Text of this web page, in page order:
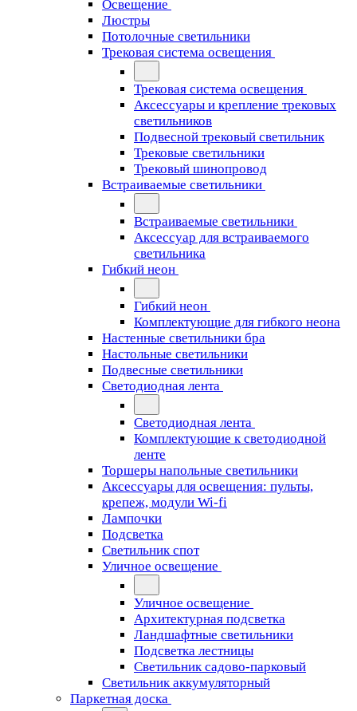
Освещение
Люстры
Потолочные светильники
Трековая система освещения
Трековая система освещения
Аксессуары и крепление трековых
светильников
Подвесной трековый светильник
Трековые светильники
Трековый шинопровод
Встраиваемые светильники
Встраиваемые светильники
Аксессуар для встраиваемого
светильника
Гибкий неон
Гибкий неон
Комплектующие для гибкого неона
Настенные светильники бра
Настольные светильники
Подвесные светильники
Светодиодная лента
Светодиодная лента
Комплектующие к светодиодной
ленте
Торшеры напольные светильники
Аксессуары для освещения: пульты,
крепеж, модули Wi-fi
Лампочки
Подсветка
Светильник спот
Уличное освещение
Уличное освещение
Архитектурная подсветка
Ландшафтные светильники
Подсветка лестницы
Светильник садово-парковый
Светильник аккумуляторный
Паркетная доска